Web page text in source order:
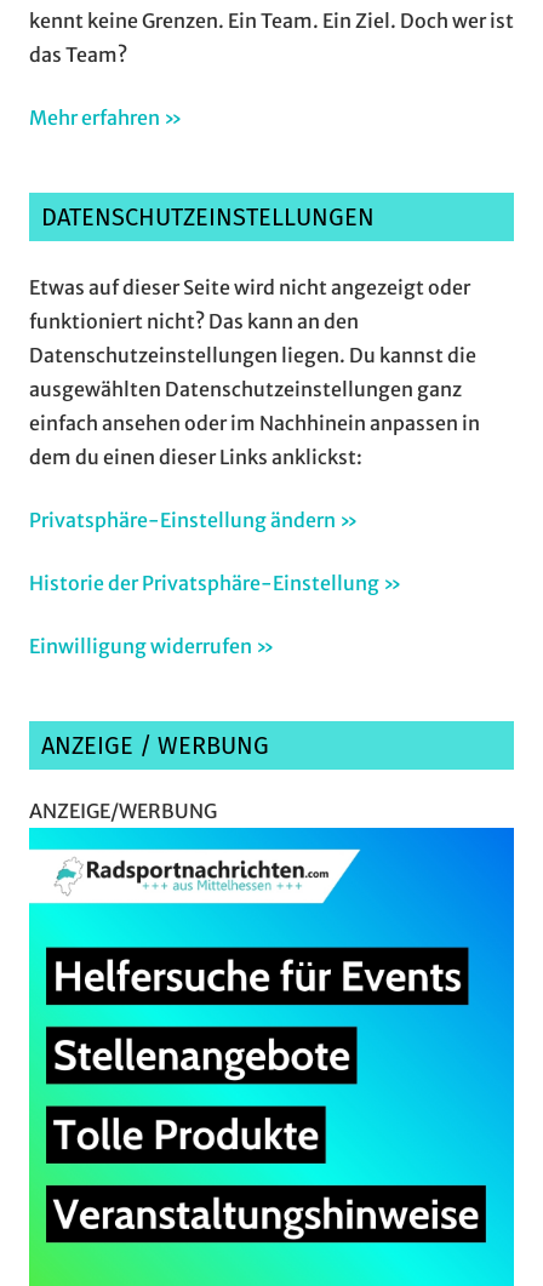
kennt keine Grenzen. Ein Team. Ein Ziel. Doch wer ist
das Team?
Mehr erfahren »
DATENSCHUTZEINSTELLUNGEN
Etwas auf dieser Seite wird nicht angezeigt oder
funktioniert nicht? Das kann an den
Datenschutzeinstellungen liegen. Du kannst die
ausgewählten Datenschutzeinstellungen ganz
einfach ansehen oder im Nachhinein anpassen in
dem du einen dieser Links anklickst:
Privatsphäre-Einstellung ändern »
Historie der Privatsphäre-Einstellung »
Einwilligung widerrufen »
ANZEIGE / WERBUNG
ANZEIGE/WERBUNG